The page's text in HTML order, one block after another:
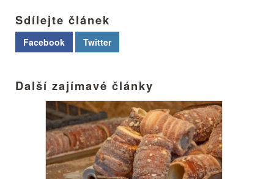
Sdílejte článek
Facebook Twitter
Další zajímavé články